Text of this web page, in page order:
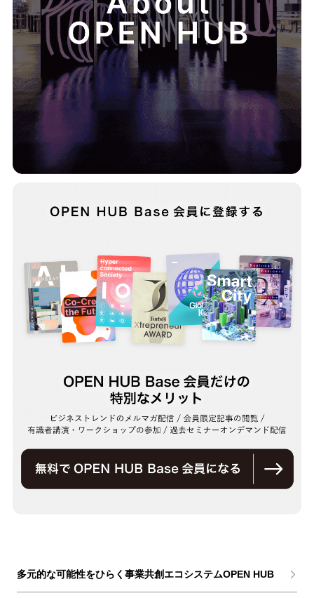
多元的な可能性をひらく事業共創エコシステムOPEN HUB